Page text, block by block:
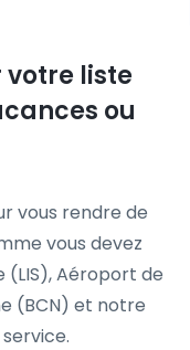
votre liste
ou
vous rendre de
vous devez
(LIS), Aéroport de
(BCN) et notre